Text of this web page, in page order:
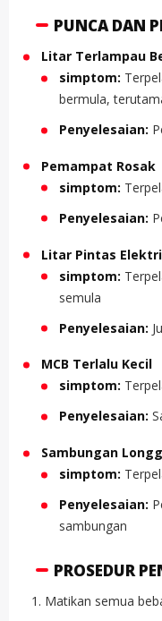
PUNCA DAN
Litar Terlampau
simptom:
bermula,
Penyelesaian:
Pemampat Rosak
simptom:
Penyelesaian:
Litar Pintas
simptom:
semula
Penyelesaian:
MCB Terlalu Kecil
simptom:
Penyelesaian:
Sambungan
simptom:
Penyelesaian:
sambungan
PROSEDUR
Matikan semua